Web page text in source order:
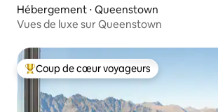
Hébergement ⋅ Queenstown
Vues de luxe sur Queenstown
Coups de cœur voyageurs les plus
Coup de cœur voyageurs